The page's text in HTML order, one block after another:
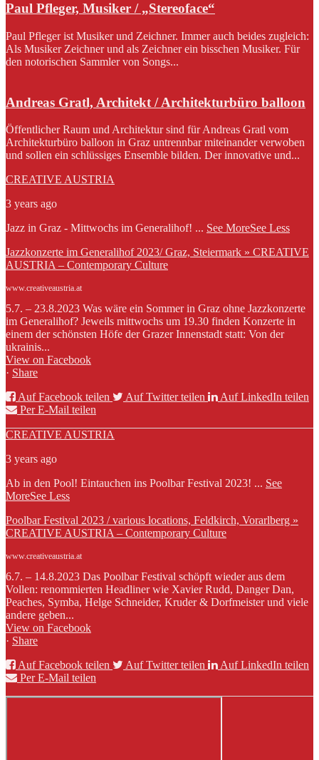
Paul Pfleger, Musiker / „Stereoface“
Paul Pfleger ist Musiker und Zeichner. Immer auch beides zugleich:
Als Musiker Zeichner und als Zeichner ein bisschen Musiker. Für
den notorischen Sammler von Songs...
Andreas Gratl, Architekt / Architekturbüro balloon
Öffentlicher Raum und Architektur sind für Andreas Gratl vom
Architekturbüro balloon in Graz untrennbar miteinander verwoben
und sollen ein schlüssiges Ensemble bilden. Der innovative und...
CREATIVE AUSTRIA
3 years ago
Jazz in Graz - Mittwochs im Generalihof! ... See MoreSee Less
Jazzkonzerte im Generalihof 2023/ Graz, Steiermark » CREATIVE
AUSTRIA – Contemporary Culture
www.creativeaustria.at
5.7. – 23.8.2023 Was wäre ein Sommer in Graz ohne Jazzkonzerte
im Generalihof? Jeweils mittwochs um 19.30 finden Konzerte in
einem der schönsten Höfe der Grazer Innenstadt statt: Von der
ukrainis...
View on Facebook
· Share
Auf Facebook teilen
Auf Twitter teilen
Auf LinkedIn teilen
Per E-Mail teilen
CREATIVE AUSTRIA
3 years ago
Ab in den Pool! Eintauchen ins Poolbar Festival 2023! ... See
MoreSee Less
Poolbar Festival 2023 / various locations, Feldkirch, Vorarlberg »
CREATIVE AUSTRIA – Contemporary Culture
www.creativeaustria.at
6.7. – 14.8.2023 Das Poolbar Festival schöpft wieder aus dem
Vollen: renommierten Headliner wie Xavier Rudd, Danger Dan,
Peaches, Symba, Helge Schneider, Kruder & Dorfmeister und viele
andere geben...
View on Facebook
· Share
Auf Facebook teilen
Auf Twitter teilen
Auf LinkedIn teilen
Per E-Mail teilen